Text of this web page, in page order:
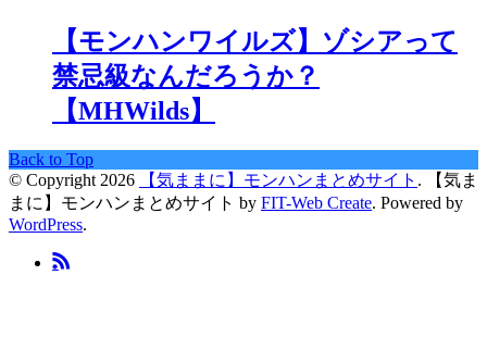
【モンハンワイルズ】ゾシアって
禁忌級なんだろうか？
【MHWilds】
Back to Top
© Copyright 2026
【気ままに】モンハンまとめサイト .
【気ま
まに】モンハンまとめサイト by FIT-Web Create. Powered by
WordPress.